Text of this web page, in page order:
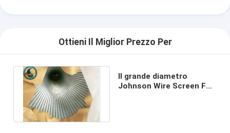
Ottieni Il Miglior Prezzo Per
Il grande diametro
Johnson Wire Screen For